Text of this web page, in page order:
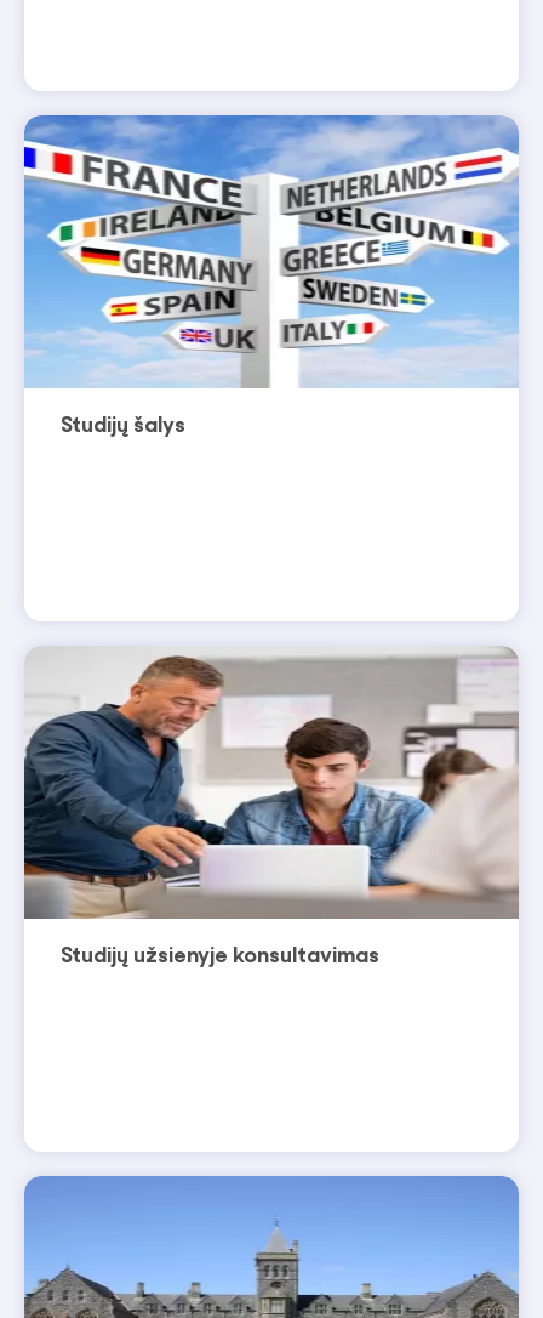
Studijų šalys
Studijų užsienyje konsultavimas